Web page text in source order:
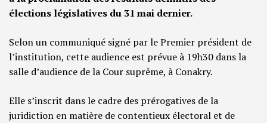
élections législatives du 31 mai dernier.
Selon un communiqué signé par le Premier président de
l’institution, cette audience est prévue à 19h30 dans la
salle d’audience de la Cour suprême, à Conakry.
Elle s’inscrit dans le cadre des prérogatives de la
juridiction en matière de contentieux électoral et de